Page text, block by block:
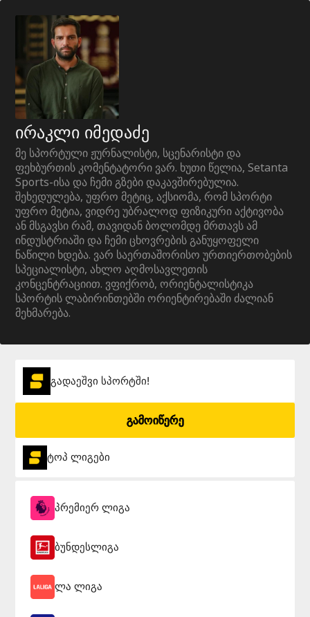
ირაკლი იმედაძე
მე სპორტული ჟურნალისტი, სცენარისტი და
ფეხბურთის კომენტატორი ვარ. ხუთი წელია, Setanta
Sports-ისა და ჩემი გზები დაკავშირებულია.
შეხედულება, უფრო მეტიც, აქსიომა, რომ სპორტი
უფრო მეტია, ვიდრე უბრალოდ ფიზიკური აქტივობა
ან მსგავსი რამ, თავიდან ბოლომდე მრთავს ამ
ინდუსტრიაში და ჩემი ცხოვრების განუყოფელი
ნაწილი ხდება. ვარ საერთაშორისო ურთიერთობების
სპეციალისტი, ახლო აღმოსავლეთის
კონცენტრაციით. ვფიქრობ, ორიენტალისტიკა
სპორტის ლაბირინთებში ორიენტირებაში ძალიან
მეხმარება.
გადაეშვი სპორტში!
გამოიწერე
ტოპ ლიგები
პრემიერ ლიგა
ბუნდესლიგა
ლა ლიგა